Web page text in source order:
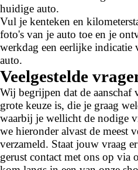
huidige auto.
Vul je kenteken en
foto's van je auto toe en je
werkdag een eerlijke indicatie
auto.
Veelgestelde
Wij begrijpen dat de aanschaf
grote keuze is, die je graag
waarbij je wellicht de nodige
we hieronder alvast de meest
verzameld. Staat jouw vraag
gerust contact met ons op via